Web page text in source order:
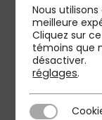
Nous
meilleure
Cliquez sur
témoins que
désactiver.
réglages.
Cookies